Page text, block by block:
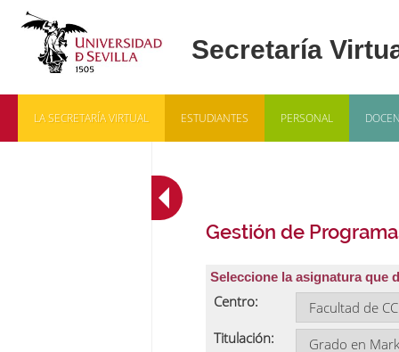
LA SECRETARÍA VIRTUAL ESTUDIANTES PERSONAL
Gestión de
Seleccione la asignatura que
Centro:
Titulación: